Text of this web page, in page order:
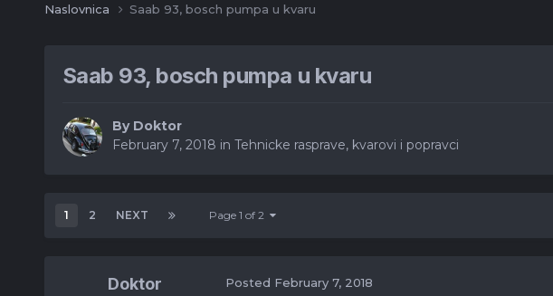
Naslovnica Saab 93, bosch pumpa u kvaru
Saab 93, bosch pumpa u kvaru
By Doktor
February 7, 2018 in Tehnicke rasprave, kvarovi i popravci
1 2 NEXT Page 1 of 2
Doktor Posted February 7, 2018